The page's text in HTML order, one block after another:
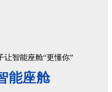
能座舱